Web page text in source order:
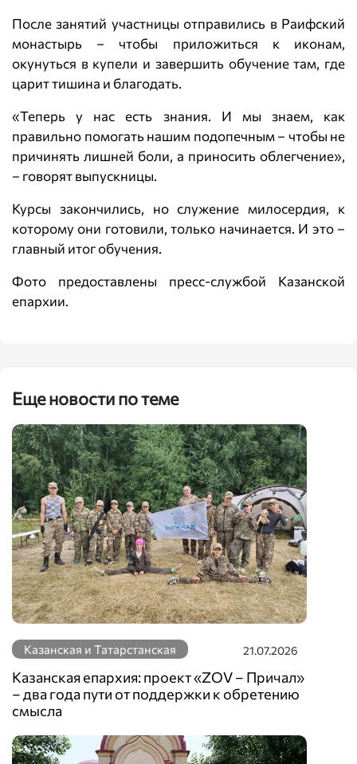
После занятий участницы отправились в Раифский
монастырь – чтобы приложиться к иконам,
окунуться в купели и завершить обучение там, где
царит тишина и благодать.
«Теперь у нас есть знания. И мы знаем, как
правильно помогать нашим подопечным – чтобы не
причинять лишней боли, а приносить облегчение»,
– говорят выпускницы.
Курсы закончились, но служение милосердия, к
которому они готовили, только начинается. И это –
главный итог обучения.
Фото предоставлены пресс-службой Казанской
епархии.
Еще новости по теме
Казанская и Татарстанская 21.07.2026
Казанская епархия: проект «ZOV – Причал»
– два года пути от поддержки к обретению
смысла